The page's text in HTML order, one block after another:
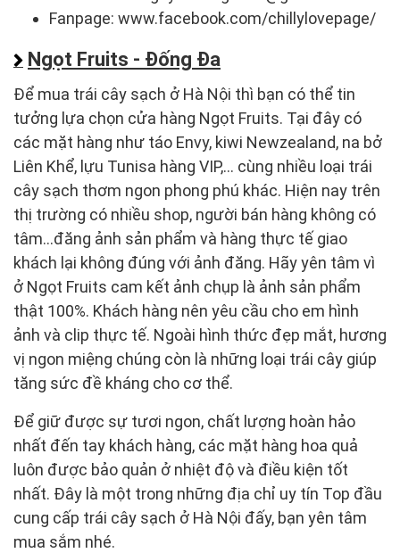
Fanpage: www.facebook.com/chillylovepage/
Ngọt Fruits - Đống Đa
Để mua trái cây sạch ở Hà Nội thì bạn có thể tin
tưởng lựa chọn cửa hàng Ngọt Fruits. Tại đây có
các mặt hàng như táo Envy, kiwi Newzealand, na bở
Liên Khể, lựu Tunisa hàng VIP,… cùng nhiều loại trái
cây sạch thơm ngon phong phú khác. Hiện nay trên
thị trường có nhiều shop, người bán hàng không có
tâm...đăng ảnh sản phẩm và hàng thực tế giao
khách lại không đúng với ảnh đăng. Hãy yên tâm vì
ở Ngọt Fruits cam kết ảnh chụp là ảnh sản phẩm
thật 100%. Khách hàng nên yêu cầu cho em hình
ảnh và clip thực tế. Ngoài hình thức đẹp mắt, hương
vị ngon miệng chúng còn là những loại trái cây giúp
tăng sức đề kháng cho cơ thể.
Để giữ được sự tươi ngon, chất lượng hoàn hảo
nhất đến tay khách hàng, các mặt hàng hoa quả
luôn được bảo quản ở nhiệt độ và điều kiện tốt
nhất. Đây là một trong những địa chỉ uy tín Top đầu
cung cấp trái cây sạch ở Hà Nội đấy, bạn yên tâm
mua sắm nhé.